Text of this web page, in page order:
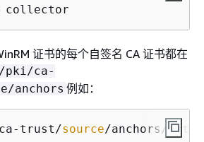
collector
证书的每个自签名 CA 证书都在
pki/ca-
anchors 例如：
trust/source/anchors/